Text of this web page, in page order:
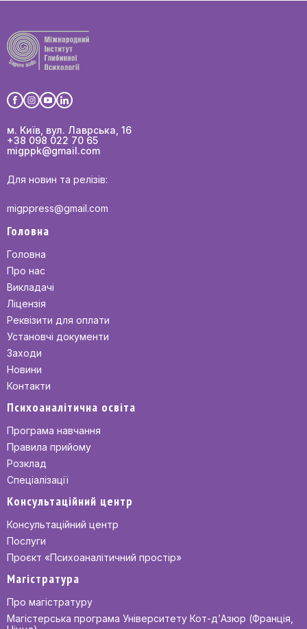
м. Київ, вул. Лаврська, 16
+38 098 022 70 65
migppk@gmail.com
Для новин та релізів:
migppress@gmail.com
Головна
Головна
Про нас
Викладачі
Ліцензія
Реквізити для оплати
Установчі документи
Заходи
Новини
Контакти
Психоаналітична освіта
Програма навчання
Правила прийому
Розклад
Спеціалізації
Консультаційний центр
Консультаційний центр
Послуги
Проєкт «Психоаналітичний простір»
Магістратура
Про магістратуру
Магістерська програма Університету Кот-д’Азюр (Франція,